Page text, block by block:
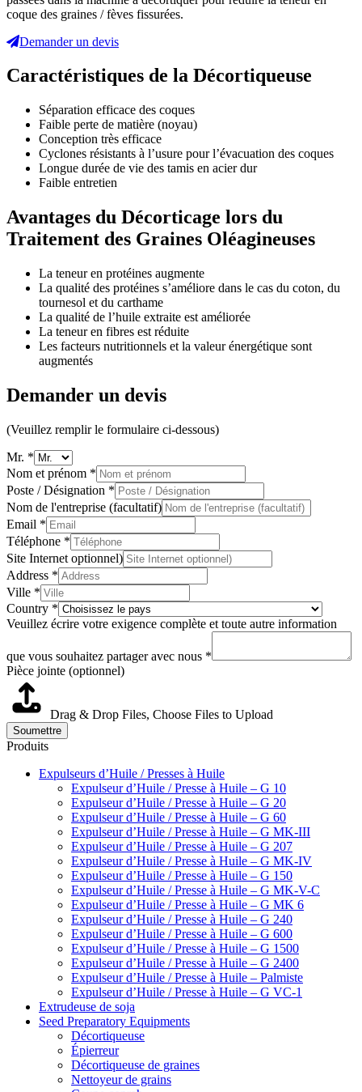
coque des graines / fèves fissurées.
Demander un devis
Caractéristiques de la Décortiqueuse
Séparation efficace des coques
Faible perte de matière (noyau)
Conception très efficace
Cyclones résistants à l’usure pour l’évacuation des coques
Longue durée de vie des tamis en acier dur
Faible entretien
Avantages du Décorticage lors du
Traitement des Graines Oléagineuses
La teneur en protéines augmente
La qualité des protéines s’améliore dans le cas du coton, du
tournesol et du carthame
La qualité de l’huile extraite est améliorée
La teneur en fibres est réduite
Les facteurs nutritionnels et la valeur énergétique sont
augmentés
Demander un devis
(Veuillez remplir le formulaire ci-dessous)
Mr. *
Nom et prénom *
Poste / Désignation *
Nom de l'entreprise (facultatif)
Email *
Téléphone *
Site Internet optionnel)
Address *
Ville *
Country *
Veuillez écrire votre exigence complète et toute autre information
que vous souhaitez partager avec nous *
Pièce jointe (optionnel)
Drag & Drop Files, Choose Files to Upload
Soumettre
Produits
Expulseurs d’Huile / Presses à Huile
Expulseur d’Huile / Presse à Huile – G 10
Expulseur d’Huile / Presse à Huile – G 20
Expulseur d’Huile / Presse à Huile – G 60
Expulseur d’Huile / Presse à Huile – G MK-III
Expulseur d’Huile / Presse à Huile – G 207
Expulseur d’Huile / Presse à Huile – G MK-IV
Expulseur d’Huile / Presse à Huile – G 150
Expulseur d’Huile / Presse à Huile – G MK-V-C
Expulseur d’Huile / Presse à Huile – G MK 6
Expulseur d’Huile / Presse à Huile – G 240
Expulseur d’Huile / Presse à Huile – G 600
Expulseur d’Huile / Presse à Huile – G 1500
Expulseur d’Huile / Presse à Huile – G 2400
Expulseur d’Huile / Presse à Huile – Palmiste
Expulseur d’Huile / Presse à Huile – G VC-1
Extrudeuse de soja
Seed Preparatory Equipments
Décortiqueuse
Épierreur
Décortiqueuse de graines
Nettoyeur de grains